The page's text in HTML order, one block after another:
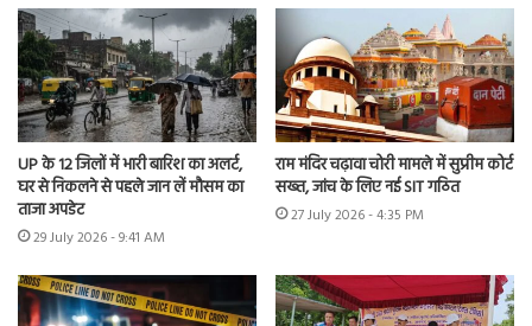
UP के 12 जिलों में भारी बारिश का अलर्ट,
घर से निकलने से पहले जान लें मौसम का
ताजा अपडेट
29 July 2026 - 9:41 AM
राम मंदिर चढ़ावा चोरी मामले में सुप्रीम कोर्ट
सख्त, जांच के लिए नई SIT गठित
27 July 2026 - 4:35 PM